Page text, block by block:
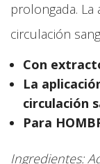
prolongada.
circulación
Con
La
circulación
Para
Ingredientes: